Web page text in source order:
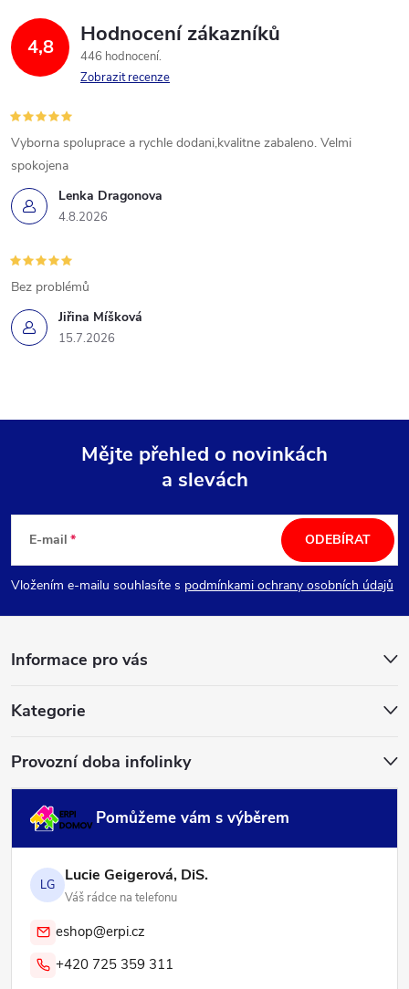
4,8 Hodnocení zákazníků
446 hodnocení
Zobrazit recenze
Lenka Dragonova
4.8.2026
Vyborna spoluprace a rychle dodani,kvalitne zabaleno. Velmi
spokojena
Jiřina Míšková
15.7.2026
Bez problémů
p
a
Mějte přehled o novinkách
a slevách
E-mail
Vložením e-mailu souhlasíte s podmínkami ochrany osobních údajů
ODEBÍRAT
Informace pro vás
Kategorie
Provozní doba infolinky
Pomůžeme vám s výběrem
LG Lucie Geigerová, DiS.
Váš rádce na telefonu
eshop@erpi.cz
+420 725 359 311